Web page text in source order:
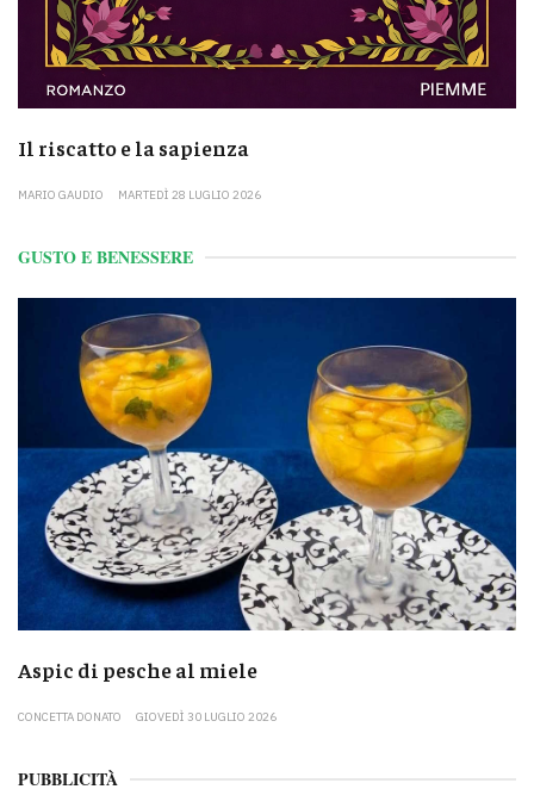
Il riscatto e la sapienza
MARIO GAUDIO MARTEDÌ 28 LUGLIO 2026
GUSTO E BENESSERE
Aspic di pesche al miele
CONCETTA DONATO GIOVEDÌ 30 LUGLIO 2026
PUBBLICITÀ